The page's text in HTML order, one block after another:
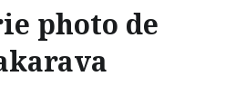
photo de